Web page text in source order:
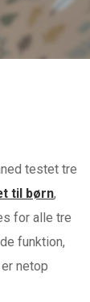
testet tre
til børn,
for alle tre
funktion,
netop